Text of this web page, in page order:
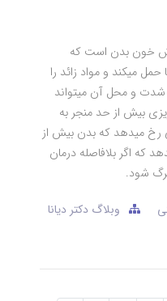
خون بدن است که
میکند و مواد زائد را
شدت و محل آن میتواند
بیش از حد منجر به
میدهد که بدن بیش از
که اگر بلافاصله درمان
شود.
وبلاگ دکتر دیانا